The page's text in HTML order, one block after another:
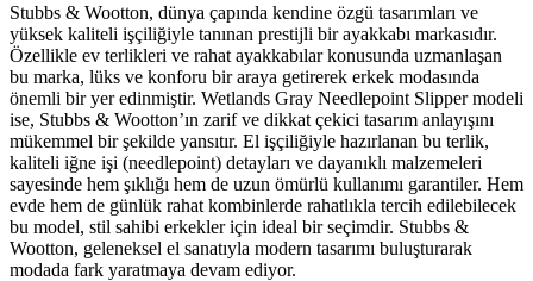
Stubbs & Wootton, dünya çapında kendine özgü tasarımları ve
yüksek kaliteli işçiliğiyle tanınan prestijli bir ayakkabı markasıdır.
Özellikle ev terlikleri ve rahat ayakkabılar konusunda uzmanlaşan
bu marka, lüks ve konforu bir araya getirerek erkek modasında
önemli bir yer edinmiştir. Wetlands Gray Needlepoint Slipper modeli
ise, Stubbs & Wootton’ın zarif ve dikkat çekici tasarım anlayışını
mükemmel bir şekilde yansıtır. El işçiliğiyle hazırlanan bu terlik,
kaliteli iğne işi (needlepoint) detayları ve dayanıklı malzemeleri
sayesinde hem şıklığı hem de uzun ömürlü kullanımı garantiler. Hem
evde hem de günlük rahat kombinlerde rahatlıkla tercih edilebilecek
bu model, stil sahibi erkekler için ideal bir seçimdir. Stubbs &
Wootton, geleneksel el sanatıyla modern tasarımı buluşturarak
modada fark yaratmaya devam ediyor.